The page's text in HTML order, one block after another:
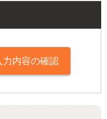
力内容の確認